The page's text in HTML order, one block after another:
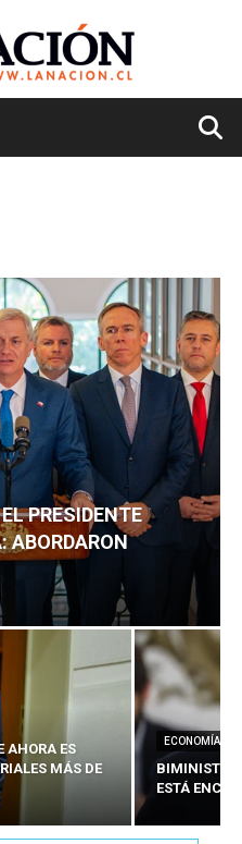
PRESIDENTE
ABORDARON
AHORA ES
MÁS DE
ECONOMÍA
BIMINISTRO
ESTÁ